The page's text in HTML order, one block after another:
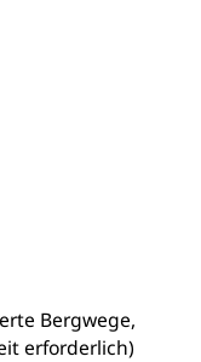
Bergwege,
erforderlich)